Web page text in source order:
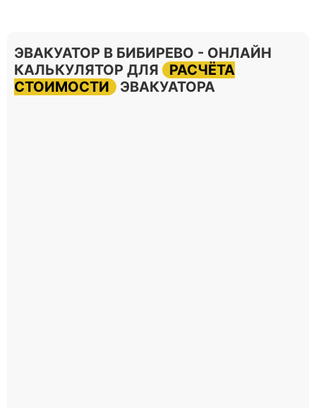
ЭВАКУАТОР В БИБИРЕВО - ОНЛАЙН
КАЛЬКУЛЯТОР ДЛЯ
РАСЧЁТА
СТОИМОСТИ
ЭВАКУАТОРА